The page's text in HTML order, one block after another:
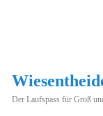
Der Laufspass für Groß